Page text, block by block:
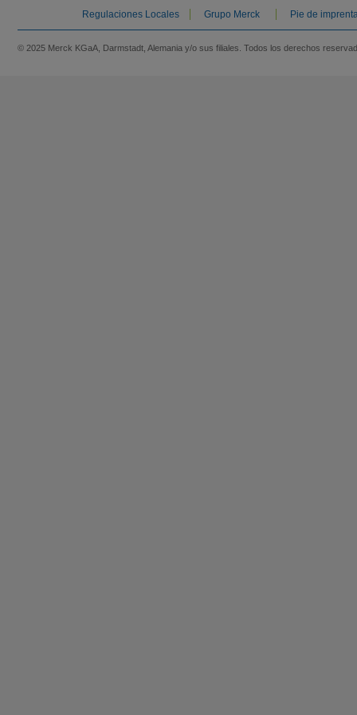
Regulaciones Locales Grupo Merck Pie de
© 2025 Merck KGaA, Darmstadt, Alemania y/o sus filiales. Todos los derechos